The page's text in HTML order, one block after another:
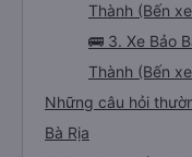
Thành (Bến
🚌 3. Xe Bảo
Thành (Bến
Những câu hỏi
Bà Rịa